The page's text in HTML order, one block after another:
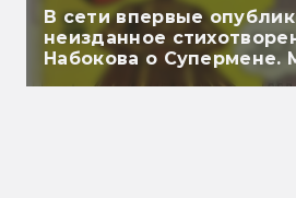
В сети впервые
неизданное
Набокова о Супермене.
перевели